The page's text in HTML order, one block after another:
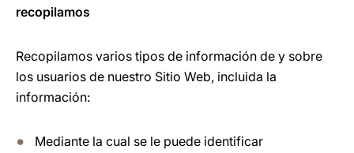
recopilamos
Recopilamos varios tipos de información de y sobre
los usuarios de nuestro Sitio Web, incluida la
información:
Mediante la cual se le puede identificar